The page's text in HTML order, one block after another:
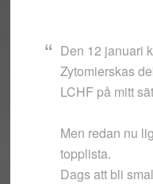
Den 12 januari
Zytomierskas
LCHF på mitt
Men redan nu
topplista.
Dags att bli